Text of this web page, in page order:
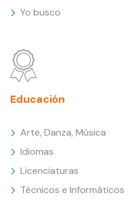
Yo busco
Educación
Arte, Danza, Música
Idiomas
Licenciaturas
Técnicos e Informáticos